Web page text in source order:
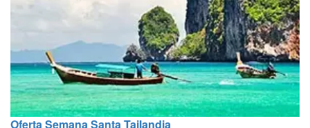
Oferta Semana Santa Tailandia